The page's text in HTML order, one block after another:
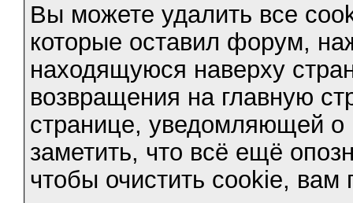
Вы можете удалить все
которые оставил форум,
находящуюся наверху
возвращения на главную
странице, уведомляющей о
заметить, что всё ещё
чтобы очистить cookie, вам